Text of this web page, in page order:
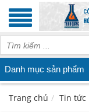
Danh mục sản phẩm
Trang chủ Tin tức